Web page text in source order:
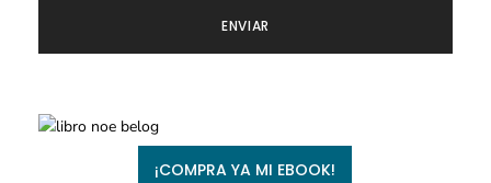
¡COMPRA YA MI EBOOK!